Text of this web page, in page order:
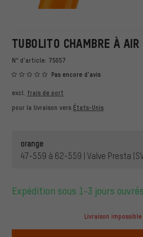
TUBOLITO CHAMBRE À
N° d'article: 75057
Pas encore d'avis
excl. frais de port
pour la livraison vers États-Unis
orange
47-559 à 62-559 | Valve Presta
Expédition sous 1-3 jours ouvrés
Livraison